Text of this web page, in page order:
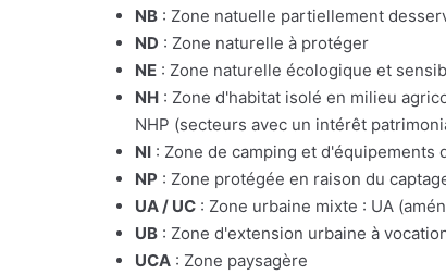
NB : Zone natuelle partiellement
ND : Zone naturelle à protéger
NE : Zone naturelle écologique et
NH : Zone d'habitat isolé en milieu
NHP (secteurs avec un intérêt
NI : Zone de camping et d'équipements
NP : Zone protégée en raison du
UA / UC : Zone urbaine mixte : UA
UB : Zone d'extension urbaine à
UCA : Zone paysagère